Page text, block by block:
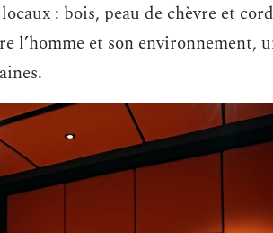
: bois, peau de chèvre et
l’homme et son environnement,